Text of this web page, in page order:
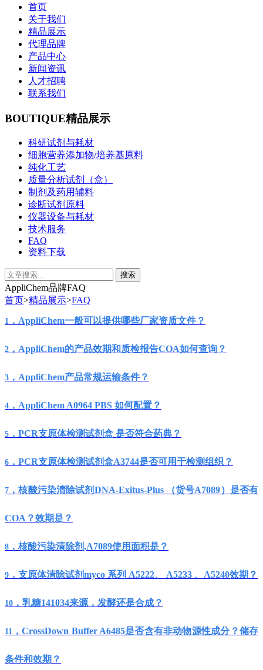
首页
关于我们
精品展示
代理品牌
产品中心
新闻资讯
人才招聘
联系我们
BOUTIQUE精品展示
科研试剂与耗材
细胞营养添加物/培养基原料
纯化工艺
质量分析试剂（盒）
制剂及药用辅料
诊断试剂原料
仪器设备与耗材
技术服务
FAQ
资料下载
AppliChem品牌FAQ
首页>精品展示>FAQ
1 ， AppliChem一般可以提供哪些厂家资质文件？
2 ， AppliChem的产品效期和质检报告COA如何查询？
3 ， AppliChem产品常规运输条件？
4 ， AppliChem A0964 PBS 如何配置？
5 ， PCR支原体检测试剂盒 是否符合药典？
6 ， PCR支原体检测试剂盒A3744是否可用于检测组织？
7 ，核酸污染清除试剂 DNA-Exitus-Plus （货号A7089） 是否有
COA ？效期是？
8 ，核酸污染清除剂,A7089使用面积是？
9 ，支原体清除试剂myco 系列 A5222、 A5233 、 A5240效期？
10 ，乳糖141034来源，发酵还是合成？
11 ，CrossDown Buffer A6485是否含有非动物源性成分？储存
条件和效期？